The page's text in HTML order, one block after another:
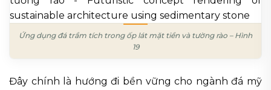
Ứng dụng đá trầm tích trong ốp lát mặt tiền và tường rào – Hình
19
Đây chính là hướng đi bền vững cho ngành đá mỹ